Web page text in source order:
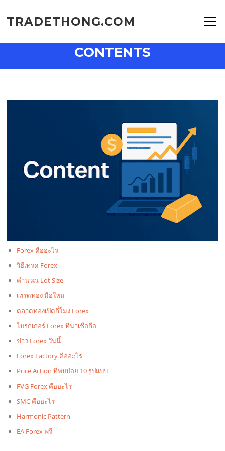
content
TRADETHONG.COM Menu
CONTENTS
Forex คืออะไร
วิธีเทรด Forex
คำนวณ Lot Size
เทรดทอง มือใหม่
ตลาดทองเปิดกี่โมง Forex
โบรกเกอร์ Forex ที่น่าเชื่อถือ
ข่าว Forex วันนี้
Forex Factory คืออะไร
Price Action ที่พบบ่อย 10 รูปแบบ
FVG Forex คืออะไร
SMC คืออะไร
Harmonic Pattern
EA Forex ฟรี